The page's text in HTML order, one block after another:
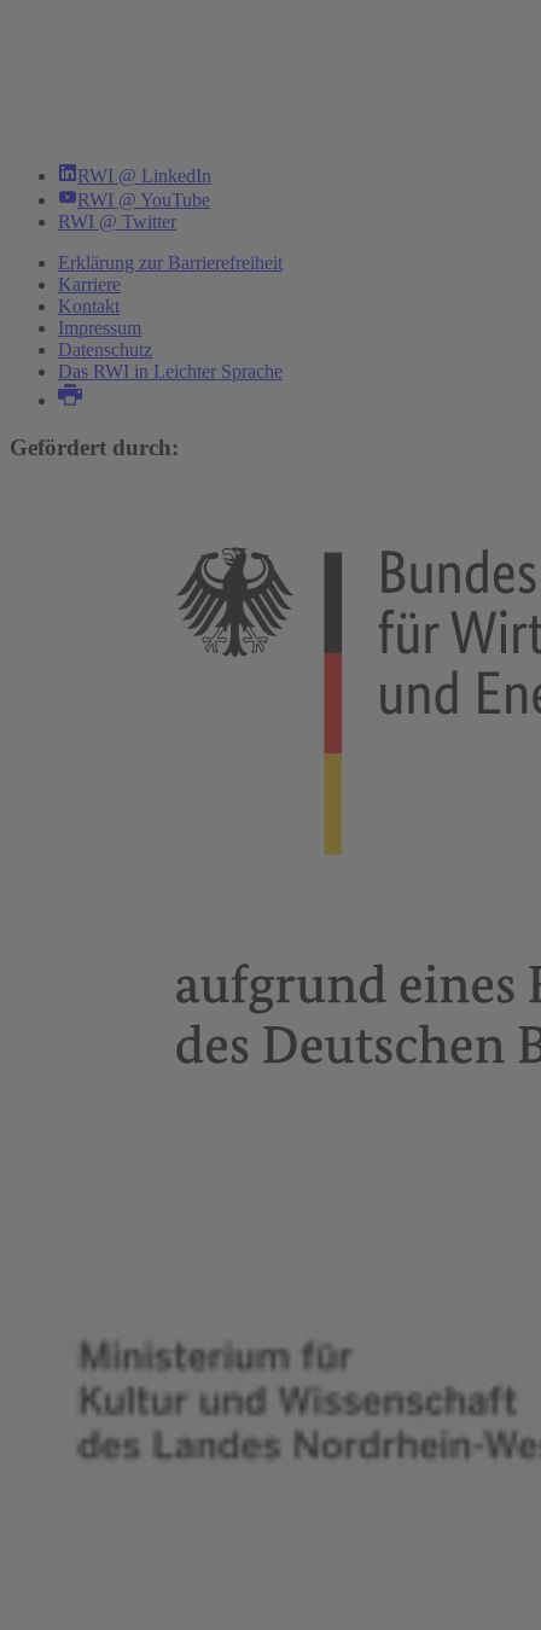
RWI @ LinkedIn
RWI @ YouTube
RWI @ Twitter
Erklärung zur Barrierefreiheit
Karriere
Kontakt
Impressum
Datenschutz
Das RWI in Leichter Sprache
Gefördert durch: